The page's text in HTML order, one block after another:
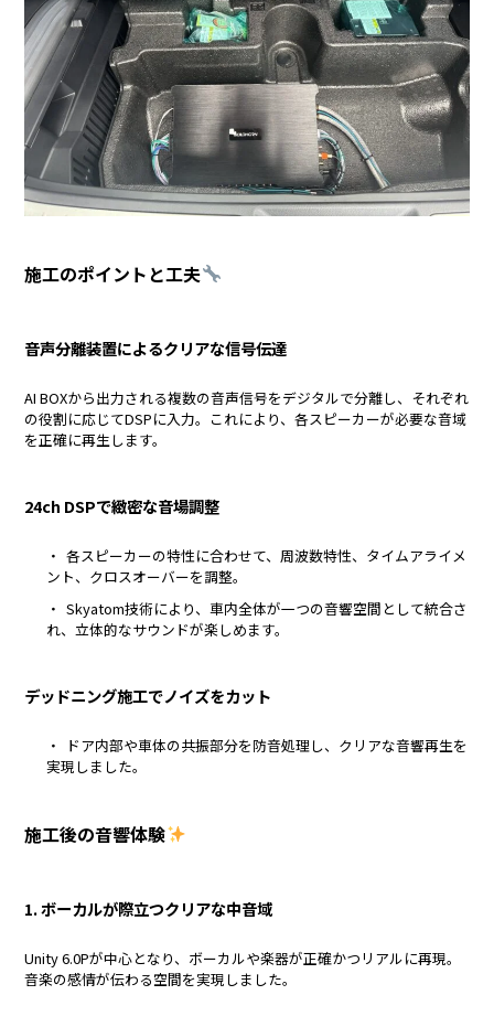
施工のポイントと工夫
音声分離装置によるクリアな信号伝達
AI BOXから出力される複数の音声信号をデジタルで分離し、それぞれ
の役割に応じてDSPに入力。これにより、各スピーカーが必要な音域
を正確に再生します。
24ch DSPで緻密な音場調整
各スピーカーの特性に合わせて、周波数特性、タイムアライメ
ント、クロスオーバーを調整。
Skyatom技術により、車内全体が一つの音響空間として統合さ
れ、立体的なサウンドが楽しめます。
デッドニング施工でノイズをカット
ドア内部や車体の共振部分を防音処理し、クリアな音響再生を
実現しました。
施工後の音響体験
1. ボーカルが際立つクリアな中音域
Unity 6.0Pが中心となり、ボーカルや楽器が正確かつリアルに再現。
音楽の感情が伝わる空間を実現しました。